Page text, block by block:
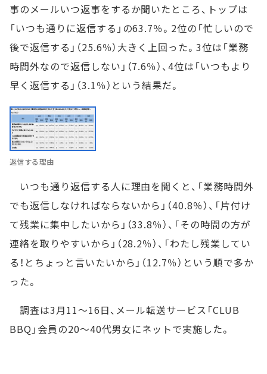
事のメールいつ返事をするか聞いたところ、トップは
「いつも通りに返信する」の63.7％。2位の「忙しいので
後で返信する」（25.6％）大きく上回った。3位は「業務
時間外なので返信しない」（7.6％）、4位は「いつもより
早く返信する」（3.1％）という結果だ。
返信する理由
いつも通り返信する人に理由を聞くと、「業務時間外
でも返信しなければならないから」（40.8％）、「片付け
て残業に集中したいから」（33.8％）、「その時間の方が
連絡を取りやすいから」（28.2％）、「わたし残業してい
る！とちょっと言いたいから」（12.7％）という順で多か
った。
調査は3月11～16日、メール転送サービス「CLUB
BBQ」会員の20～40代男女にネットで実施した。